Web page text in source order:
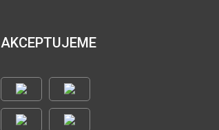
AKCEPTUJEME